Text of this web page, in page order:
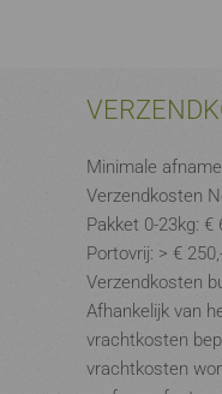
Minimale
Verzendkosten
Pakket 0-23kg: €
Portovrij: > €
Verzendkosten
Afhankelijk van
vrachtkosten
vrachtkosten